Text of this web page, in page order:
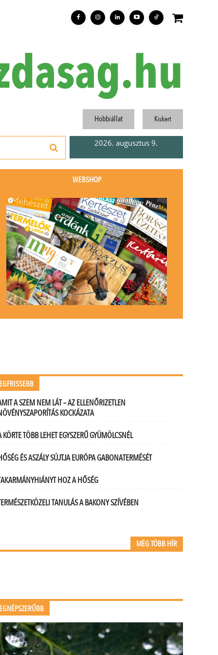
Hobbiállat Kiskert
2026. augusztus 9.
WEBSHOP
A SZEM NEM LÁT – AZ ELLENŐRIZETLEN
KOCKÁZATA
KÖRTE TÖBB LEHET EGYSZERŰ GYÜMÖLCSNÉL
ÉS ASZÁLY SÚJTJA EURÓPA GABONATERMÉSÉT
HOZ A HŐSÉG
TANULÁS A BAKONY SZÍVÉBEN
MÉG TÖBB HÍR